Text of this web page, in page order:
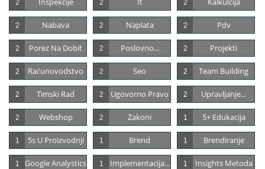
2 2 2
Nabava
2 Naplata
2 Pdv
2
Porez Na Dobit
2 Poslovno...
2 Projekti
2
Računovodstvo
2 Seo
2 Team Building
2
Timski Rad
2 Ugovorno Pravo
2 Upravljanje...
2
Webshop
2 Zakoni
2 5+ Edukacija
1
5s U Proizvodnji
1 Brend
1 Brendiranje
1
Google Analystics
1 Implementacija...
1 Insights Metoda
1